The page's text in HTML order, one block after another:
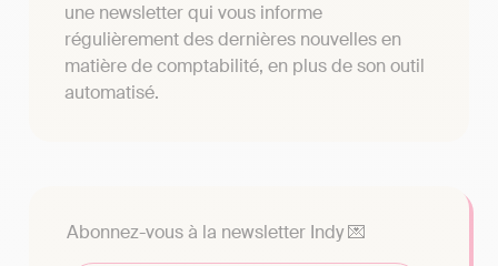
une newsletter qui vous informe
régulièrement des dernières nouvelles en
matière de comptabilité, en plus de son outil
automatisé.
Abonnez-vous à la newsletter Indy 💌